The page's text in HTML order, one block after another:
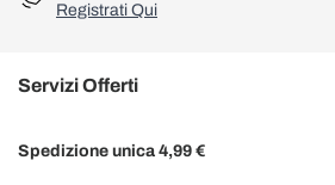
Registrati Qui
Servizi Offerti
Spedizione unica 4,99 €